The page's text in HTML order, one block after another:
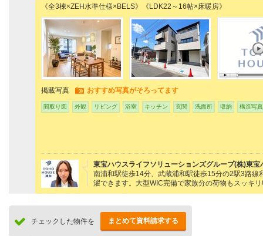
《全3棟×ZEH水準仕様×BELS》《LDK22～16帖×床暖房》
掲載写真 おすすめ写真がそろってます
間取り図 外観 リビング 浴室 キッチン 玄関 洗面所 収納 構造写真
東宝ハウスライフソリューションズグループ(株)東宝
南浦和駅徒歩14分、武蔵浦和駅徒歩15分の2駅3路
濯できます。大型WIC完備で家族分の荷物もスッキ
チェックした物件を まとめて資料請求する